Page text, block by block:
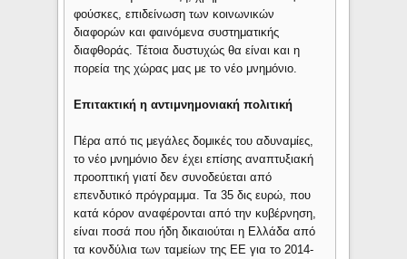
φούσκες, επιδείνωση των κοινωνικών
διαφορών και φαινόμενα συστηματικής
διαφθοράς. Τέτοια δυστυχώς θα είναι και η
πορεία της χώρας μας με το νέο μνημόνιο.
Επιτακτική η αντιμνημονιακή πολιτική
Πέρα από τις μεγάλες δομικές του αδυναμίες,
το νέο μνημόνιο δεν έχει επίσης αναπτυξιακή
προοπτική γιατί δεν συνοδεύεται από
επενδυτικό πρόγραμμα. Τα 35 δις ευρώ, που
κατά κόρον αναφέρονται από την κυβέρνηση,
είναι ποσά που ήδη δικαιούται η Ελλάδα από
τα κονδύλια των ταμείων της ΕΕ για το 2014-